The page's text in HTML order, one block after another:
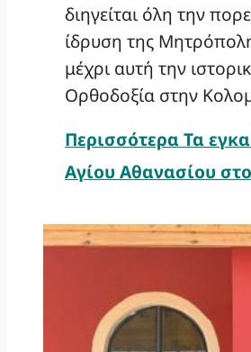
διηγείται όλη την
ίδρυση της
μέχρι αυτή την
Ορθοδοξία στην
Περισσότερα Τα
Αγίου Αθανασίου